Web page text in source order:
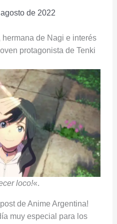
de 2022
de Nagi e interés
protagonista de Tenki
loco!«.
de Anime Argentina!
muy especial para los